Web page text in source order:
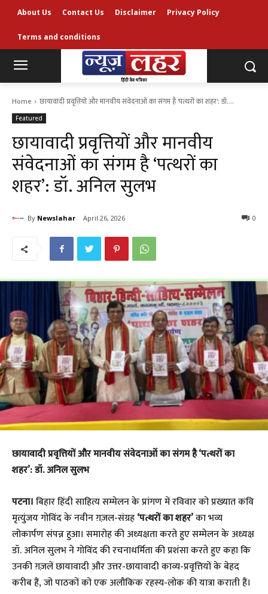
About Us Contact Us Disclaimer Privacy Policy
Terms and conditions
Home छायावादी प्रवृत्तियों और मानवीय संवेदनाओं का संगम है 'पत्थरों का शहर': डॉ....
Featured
छायावादी प्रवृत्तियों और मानवीय
संवेदनाओं का संगम है ‘पत्थरों का
शहर’: डॉ. अनिल सुलभ
By Newslahar April 26, 2026 0
छायावादी प्रवृत्तियों और मानवीय संवेदनाओं का संगम है ‘पत्थरों का
शहर’: डॉ. अनिल सुलभ
पटना।बिहार हिंदी साहित्य सम्मेलन के प्रांगण में रविवार को प्रख्यात कवि
मृत्युंजय गोविंद के नवीन ग़ज़ल-संग्रह‘पत्थरों का शहर’का भव्य
लोकार्पण संपन्न हुआ। समारोह की अध्यक्षता करते हुए सम्मेलन के अध्यक्ष
डॉ. अनिल सुलभ ने गोविंद की रचनाधर्मिता की प्रशंसा करते हुए कहा कि
उनकी ग़ज़लें छायावादी और उत्तर-छायावादी काव्य-प्रवृत्तियों के बेहद
करीब हैं, जो पाठकों को एक अलौकिक रहस्य-लोक की यात्रा कराती हैं।